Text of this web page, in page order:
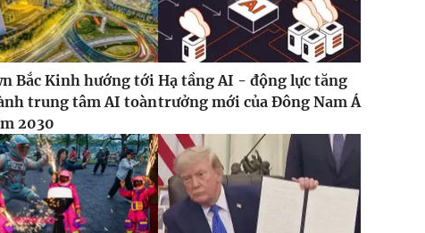
Bắc Kinh hướng tới
trung tâm AI toàn
2030
Hạ tầng AI - động lực tăng
trưởng mới của Đông Nam Á